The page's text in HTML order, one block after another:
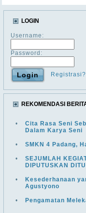
LOGIN
Username:
Password:
Registrasi?
REKOMENDASI
•
Cita Rasa Seni
Dalam Karya Seni
• SMKN 4 Padang,
•
SEJUMLAH
DIPUTUSKAN
•
Kesederhanaan
Agustyono
• Pengamatan